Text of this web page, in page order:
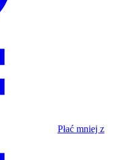
Płać mniej z